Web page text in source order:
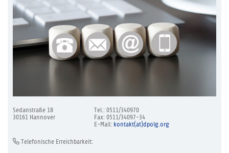
Sedanstraße 18
30161 Hannover
Tel.: 0511/340970
Fax: 0511/34097-34
E-Mail: kontakt(at)dpolg.org
Telefonische Erreichbarkeit: